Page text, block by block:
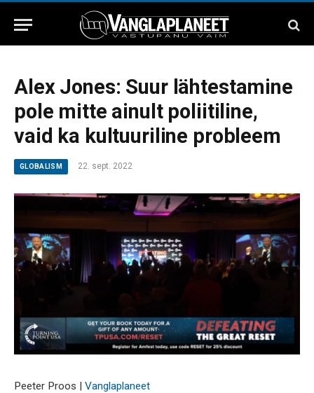
Alex Jones: Suur lähtestamine
pole mitte ainult poliitiline,
vaid ka kultuuriline probleem
GLOBALISM 22. sept. 2022
Peeter Proos | Vanglaplaneet